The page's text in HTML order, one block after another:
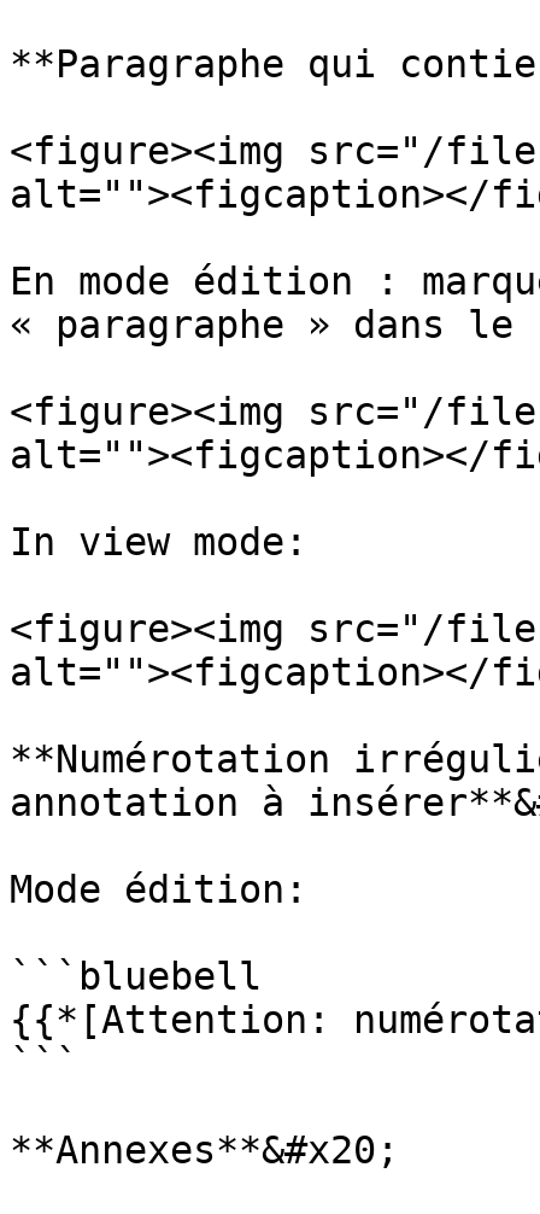
**Paragraphe qui
<figure><img src="/files/
alt=""><figcaption></
En mode édition :
« paragraphe » dans
<figure><img src="/
alt=""><figcaption></
In view mode:
<figure><img src="/
alt=""><figcaption></
**Numérotation
annotation à
Mode édition:
```bluebell
{{*[Attention:
```
**Annexes**&#x20;